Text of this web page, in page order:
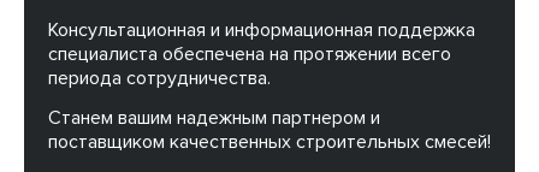
Консультационная и информационная поддержка
специалиста обеспечена на протяжении всего
периода сотрудничества.
Станем вашим надежным партнером и
поставщиком качественных строительных смесей!